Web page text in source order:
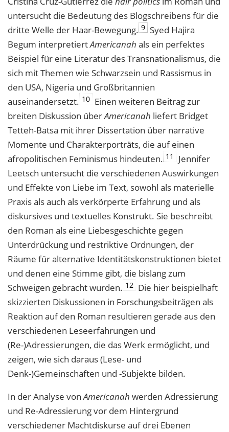
untersucht die Bedeutung des Blogschreibens für die
dritte Welle der Haar-Bewegung. 9 Syed Hajira
Begum interpretiertAmericanah als ein perfektes
Beispiel für eine Literatur des Transnationalismus, die
sich mit Themen wie Schwarzsein und Rassismus in
den USA, Nigeria und Großbritannien
auseinandersetzt. 10 Einen weiteren Beitrag zur
breiten Diskussion überAmericanah liefert Bridget
Tetteh-Batsa mit ihrer Dissertation über narrative
Momente und Charakterporträts, die auf einen
afropolitischen Feminismus hindeuten. 11
Jennifer
Leetsch untersucht die verschiedenen Auswirkungen
und Effekte von Liebe im Text, sowohl als materielle
Praxis als auch als verkörperte Erfahrung und als
diskursives und textuelles Konstrukt. Sie beschreibt
den Roman als eine Liebesgeschichte gegen
Unterdrückung und restriktive Ordnungen, der
Räume für alternative Identitätskonstruktionen bietet
und denen eine Stimme gibt, die bislang zum
Schweigen gebracht wurden. 12 Die hier beispielhaft
skizzierten Diskussionen in Forschungsbeiträgen als
Reaktion auf den Roman resultieren gerade aus den
verschiedenen Leseerfahrungen und
(Re-)Adressierungen, die das Werk ermöglicht, und
zeigen, wie sich daraus (Lese- und
Denk-)Gemeinschaften und -Subjekte bilden.
In der Analyse vonAmericanah werden Adressierung
und Re-Adressierung vor dem Hintergrund
verschiedener Machtdiskurse auf drei Ebenen